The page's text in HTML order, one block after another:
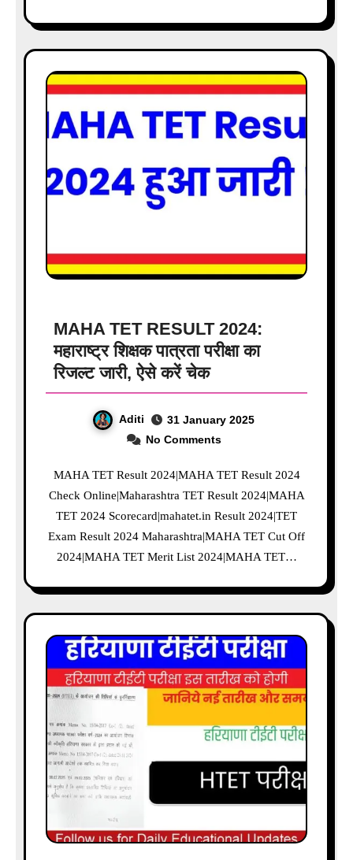
MAHA TET RESULT 2024:
महाराष्ट्र शिक्षक पात्रता परीक्षा का
रिजल्ट जारी, ऐसे करें चेक
Aditi
31 January 2025
No Comments
MAHA TET Result 2024|MAHA TET Result 2024
Check Online|Maharashtra TET Result 2024|MAHA
TET 2024 Scorecard|mahatet.in Result 2024|TET
Exam Result 2024 Maharashtra|MAHA TET Cut Off
2024|MAHA TET Merit List 2024|MAHA TET…